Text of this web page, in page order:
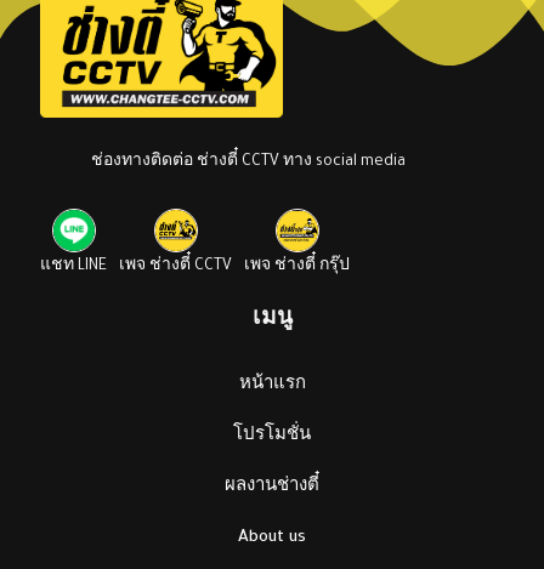
ช่องทางติดต่อ ช่างตี๋ CCTV ทาง social media
แชท LINE เพจ ช่างตี๋ CCTV เพจ ช่างตี๋ กรุ๊ป
เมนู
หน้าแรก
โปรโมชั่น
ผลงานช่างตี๋
About us